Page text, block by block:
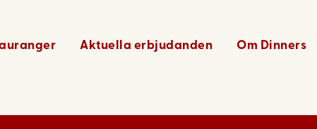
Aktuella erbjudanden Om Dinners
– 4